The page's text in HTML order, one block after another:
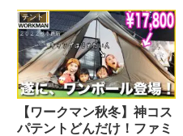
テント
【ワークマン秋冬】神コス
パテントどんだけ！ファミ